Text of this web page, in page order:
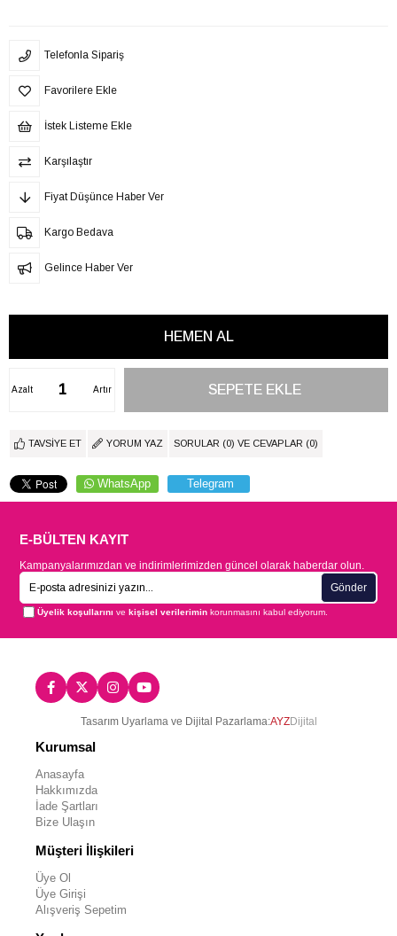
Telefonla Sipariş
Favorilere Ekle
İstek Listeme Ekle
Karşılaştır
Fiyat Düşünce Haber Ver
Kargo Bedava
Gelince Haber Ver
Artır
Azalt
TAVSIYE ET YORUM YAZ SORULAR (0) VE CEVAPLAR (0)
WhatsApp Telegram
E-BÜLTEN KAYIT
Kampanyalarımızdan ve indirimlerimizden güncel olarak haberdar olun.
Gönder
Üyelik koşullarını vekişisel verilerimin korunmasını kabul ediyorum.
Tasarım Uyarlama ve Dijital Pazarlama:AYZDijital
Kurumsal
Anasayfa
Hakkımızda
İade Şartları
Bize Ulaşın
Müşteri İlişkileri
Üye Ol
Üye Girişi
Alışveriş Sepetim